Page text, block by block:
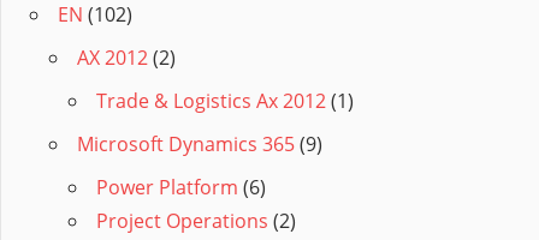
EN (102)
AX 2012(2)
Trade & Logistics Ax 2012(1)
Microsoft Dynamics 365(9)
Power Platform (6)
Project Operations (2)